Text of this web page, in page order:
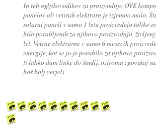
In teh ogljikovodikov za proizvodnjo OVE
panelov ali vetrnih elektrarn je izjemno malo.
solarni paneli v samo 1 letu proizvedejo toliko
bilo porabljenih za njihovo proizvodnjo,
let. Vetrne elektrarne v samo 6 mesecih
energije, kot se jo je porabilo za njihovo
ti lahko dam linke do študij, oziroma zgooglaj
boš bolj verjel).